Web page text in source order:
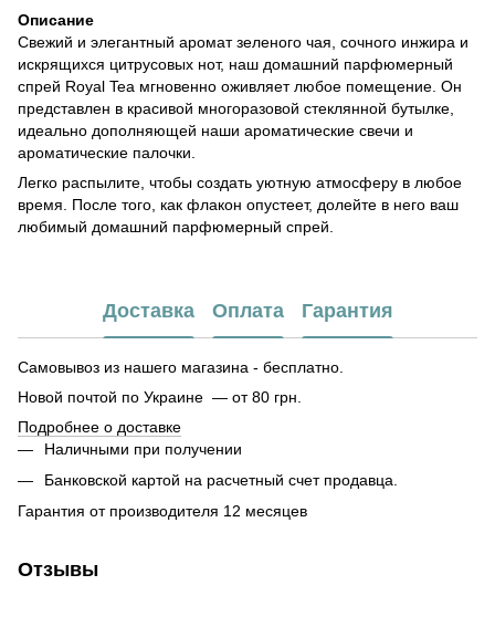
Описание
Свежий и элегантный аромат зеленого чая, сочного инжира и
искрящихся цитрусовых нот, наш домашний парфюмерный
спрей Royal Tea мгновенно оживляет любое помещение. Он
представлен в красивой многоразовой стеклянной бутылке,
идеально дополняющей наши ароматические свечи и
ароматические палочки.
Легко распылите, чтобы создать уютную атмосферу в любое
время. После того, как флакон опустеет, долейте в него ваш
любимый домашний парфюмерный спрей.
Доставка Оплата Гарантия
Самовывоз из нашего магазина - бесплатно.
Новой почтой по Украине — от 80 грн.
Подробнее о доставке
Наличными при получении
Банковской картой на расчетный счет продавца.
Гарантия от производителя 12 месяцев
Отзывы